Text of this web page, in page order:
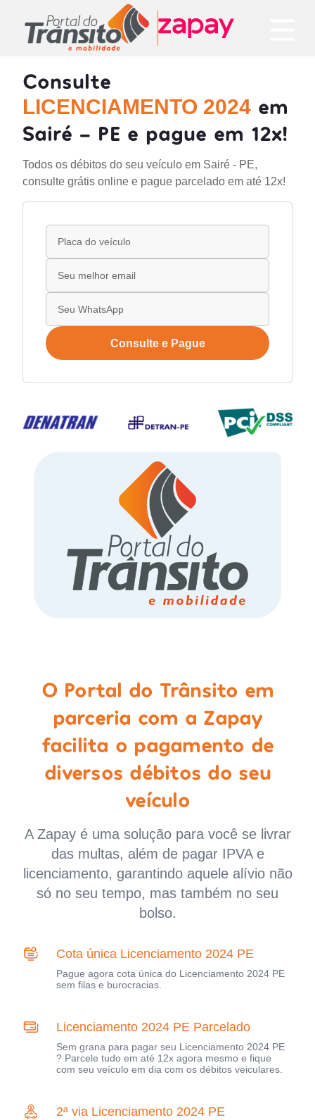
Consulte
LICENCIAMENTO 2024 em
Sairé - PE e pague em 12x!
Todos os débitos do seu veículo em Sairé - PE,
consulte grátis online e pague parcelado em até 12x!
Consulte e Pague
O Portal do Trânsito em
parceria com a Zapay
facilita o pagamento de
diversos débitos do seu
veículo
A Zapay é uma solução para você se livrar
das multas, além de pagar IPVA e
licenciamento, garantindo aquele alívio não
só no seu tempo, mas também no seu
bolso.
Cota única Licenciamento 2024 PE
Pague agora cota única do Licenciamento 2024 PE
sem filas e burocracias.
Licenciamento 2024 PE Parcelado
Sem grana para pagar seu Licenciamento 2024 PE
? Parcele tudo em até 12x agora mesmo e fique
com seu veículo em dia com os débitos veiculares.
2ª via Licenciamento 2024 PE